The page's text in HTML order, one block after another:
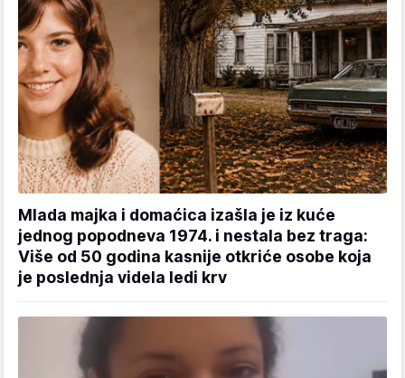
Mlada majka i domaćica izašla je iz kuće
jednog popodneva 1974. i nestala bez traga:
Više od 50 godina kasnije otkriće osobe koja
je poslednja videla ledi krv